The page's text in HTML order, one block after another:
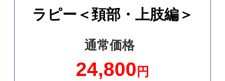
ラピー＜頚部・上肢編＞
通常価格
24,800 円